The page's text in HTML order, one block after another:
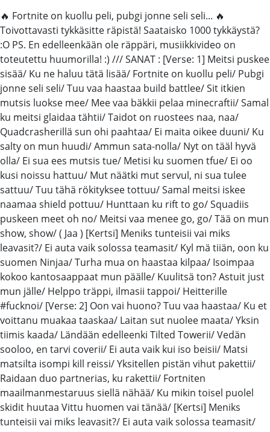
🔥 Fortnite on kuollu peli, pubgi jonne seli seli... 🔥
Toivottavasti tykkäsitte räpistä! Saataisko 1000 tykkäystä?
:O PS. En edelleenkään ole räppäri, musiikkivideo on
toteutettu huumorilla! :) /// SANAT : [Verse: 1] Meitsi puskee
sisää/ Ku ne haluu tätä lisää/ Fortnite on kuollu peli/ Pubgi
jonne seli seli/ Tuu vaa haastaa build battlee/ Sit itkien
mutsis luokse mee/ Mee vaa bäkkii pelaa minecraftii/ Samal
ku meitsi glaidaa tähtii/ Taidot on ruostees naa, naa/
Quadcrasherillä sun ohi paahtaa/ Ei maita oikee duuni/ Ku
salty on mun huudi/ Ammun sata-nolla/ Nyt on tääl hyvä
olla/ Ei sua ees mutsis tue/ Metisi ku suomen tfue/ Ei oo
kusi noissu hattuu/ Mut näätki mut servul, ni sua tulee
sattuu/ Tuu tähä rökityksee tottuu/ Samal meitsi iskee
naamaa shield pottuu/ Hunttaan ku rift to go/ Squadiis
puskeen meet oh no/ Meitsi vaa menee go, go/ Tää on mun
show, show/ ( Jaa ) [Kertsi] Meniks tunteisii vai miks
leavasit?/ Ei auta vaik solossa teamasit/ Kyl mä tiiän, oon ku
suomen Ninjaa/ Turha mua on haastaa kilpaa/ Isoimpaa
kokoo kantosaappaat mun päälle/ Kuulitsä ton? Astuit just
mun jälle/ Helppo träppi, ilmasii tappoi/ Heitterille
#fucknoi/ [Verse: 2] Oon vai huono? Tuu vaa haastaa/ Ku et
voittanu muakaa taaskaa/ Laitan sut nuolee maata/ Yksin
tiimis kaada/ Ländään edelleenki Tilted Towerii/ Vedän
sooloo, en tarvi coverii/ Ei auta vaik kui iso beisii/ Matsi
matsilta isompi kill reissi/ Yksitellen pistän vihut pakettii/
Raidaan duo partnerias, ku rakettii/ Fortniten
maailmanmestaruus siellä nähää/ Ku mikin toisel puolel
skidit huutaa Vittu huomen vai tänää/ [Kertsi] Meniks
tunteisii vai miks leavasit?/ Ei auta vaik solossa teamasit/